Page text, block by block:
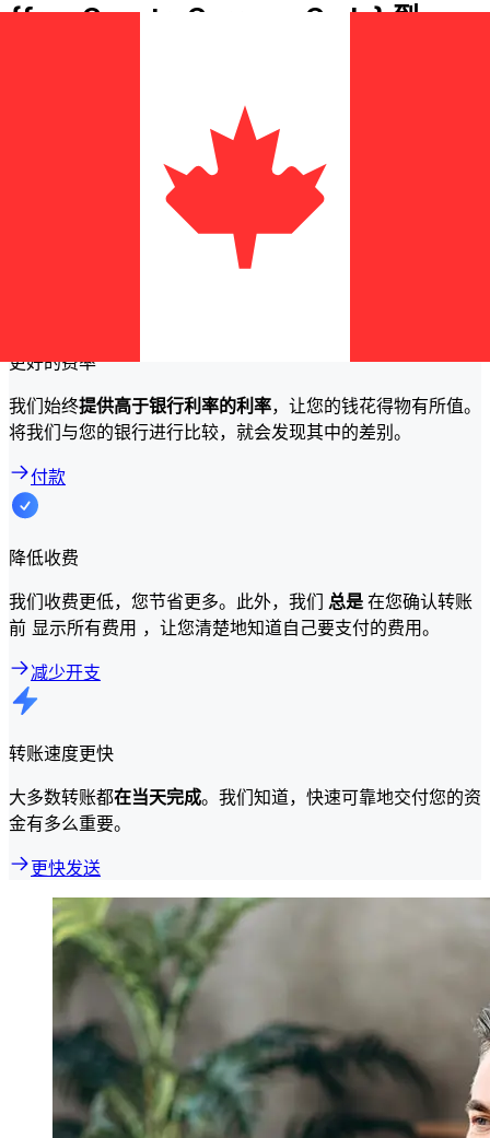
{fromCountryCurrencyCode} 到
Kuveyt Turk 从TRY 到CAD 的国际汇款费用取决于汇款金额
等因素。通常，转账金额越大，手续费越低，汇率越高。请查
看对照表，比较Kuveyt Turk 与 Xe 的费用。
为什么使用 Xe 而不是传统银行转账？
更好的费率
我们始终提供高于银行利率的利率，让您的钱花得物有所值。
将我们与您的银行进行比较，就会发现其中的差别。
付款
降低收费
我们收费更低，您节省更多。此外，我们 总是在您确认转账
前 显示所有费用 ，让您清楚地知道自己要支付的费用。
减少开支
转账速度更快
大多数转账都在当天完成。我们知道，快速可靠地交付您的资
金有多么重要。
更快发送